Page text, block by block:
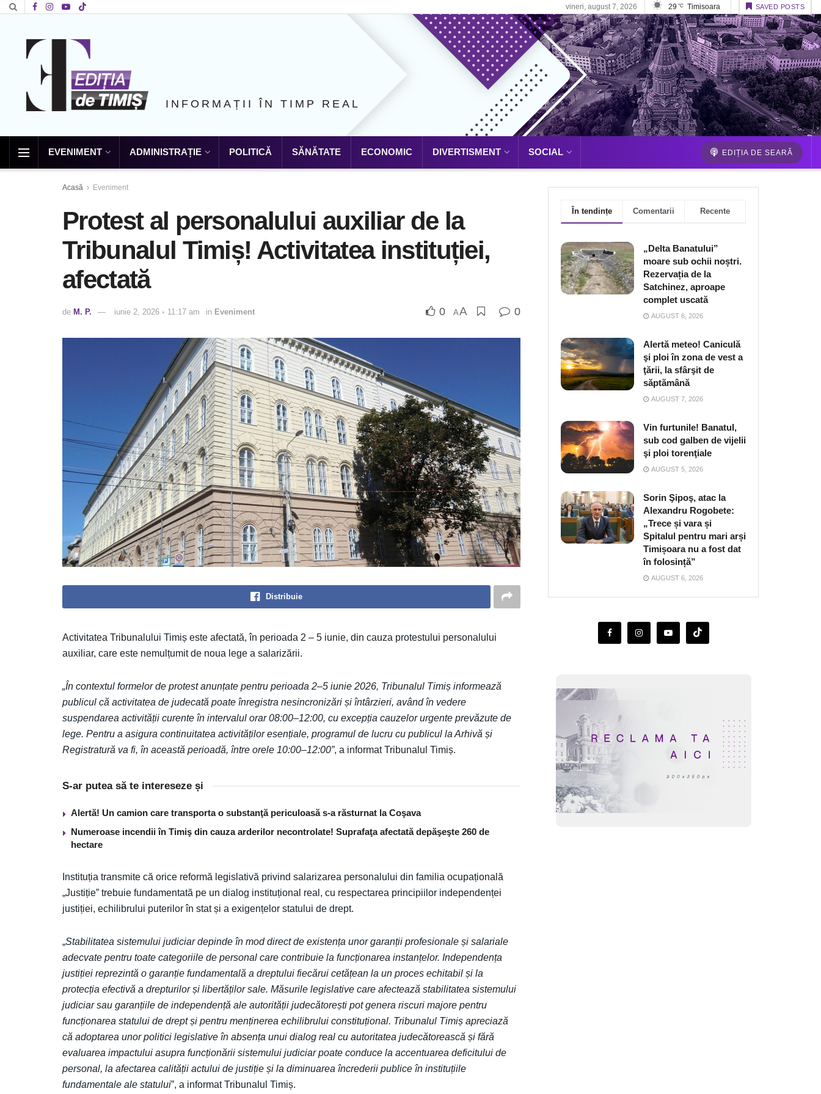
vineri, august 7, 2026 29 °C Timisoara SAVED POSTS
INFORMAȚII ÎN TIMP REAL
EVENIMENT ADMINISTRAȚIE POLITICĂ SĂNĂTATE ECONOMIC DIVERTISMENT SOCIAL EDIȚIA DE SEARĂ
Acasă Eveniment
Protest al personalului auxiliar de la
Tribunalul Timiș! Activitatea instituției,
afectată
de M. P. iunie 2, 2026 ◦ 11:17 am in Eveniment 0 AA 0
Distribuie
Activitatea Tribunalului Timiș este afectată, în perioada 2 – 5 iunie, din cauza protestului personalului
auxiliar, care este nemulțumit de noua lege a salarizării.
„În contextul formelor de protest anunțate pentru perioada 2–5 iunie 2026, Tribunalul Timiș informează
publicul că activitatea de judecată poate înregistra nesincronizări și întârzieri, având în vedere
suspendarea activității curente în intervalul orar 08:00–12:00, cu excepția cauzelor urgente prevăzute de
lege. Pentru a asigura continuitatea activităților esențiale, programul de lucru cu publicul la Arhivă și
Registratură va fi, în această perioadă, între orele 10:00–12:00”, a informat Tribunalul Timiș.
S-ar putea să te intereseze și
Alertă! Un camion care transporta o substanţă periculoasă s-a răsturnat la Coşava
Numeroase incendii în Timiş din cauza arderilor necontrolate! Suprafaţa afectată depăşeşte 260 de
hectare
Instituția transmite că orice reformă legislativă privind salarizarea personalului din familia ocupațională
„Justiție” trebuie fundamentată pe un dialog instituțional real, cu respectarea principiilor independenței
justiției, echilibrului puterilor în stat și a exigențelor statului de drept.
„Stabilitatea sistemului judiciar depinde în mod direct de existența unor garanții profesionale și salariale
adecvate pentru toate categoriile de personal care contribuie la funcționarea instanțelor. Independența
justiției reprezintă o garanție fundamentală a dreptului fiecărui cetățean la un proces echitabil și la
protecția efectivă a drepturilor și libertăților sale. Măsurile legislative care afectează stabilitatea sistemului
judiciar sau garanțiile de independență ale autorității judecătorești pot genera riscuri majore pentru
funcționarea statului de drept și pentru menținerea echilibrului constituțional. Tribunalul Timiș apreciază
că adoptarea unor politici legislative în absența unui dialog real cu autoritatea judecătorească și fără
evaluarea impactului asupra funcționării sistemului judiciar poate conduce la accentuarea deficitului de
personal, la afectarea calității actului de justiție și la diminuarea încrederii publice în instituțiile
fundamentale ale statului”, a informat Tribunalul Timiș.
În tendințe Comentarii Recente
„Delta Banatului”
moare sub ochii noștri.
Rezervația de la
Satchinez, aproape
complet uscată
AUGUST 6, 2026
Alertă meteo! Caniculă
şi ploi în zona de vest a
ţării, la sfârşit de
săptămână
AUGUST 7, 2026
Vin furtunile! Banatul,
sub cod galben de vijelii
şi ploi torenţiale
AUGUST 5, 2026
Sorin Şipoş, atac la
Alexandru Rogobete:
„Trece și vara și
Spitalul pentru mari arși
Timișoara nu a fost dat
în folosință”
AUGUST 6, 2026